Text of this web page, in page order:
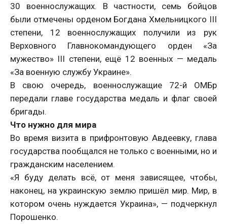
30 военнослужащих. В частности, семь бойцов
были отмечены орденом Богдана Хмельницкого III
степени, 12 военнослужащих получили из рук
Верховного Главнокомандующего орден «За
мужество» III степени, ещё 12 военных — медаль
«За военную службу Украине».
В свою очередь, военнослужащие 72-й ОМБр
передали главе государства медаль и флаг своей
бригады.
Что нужно для мира
Во время визита в прифронтовую Авдеевку, глава
государства пообщался не только с военными, но и
гражданским населением.
«Я буду делать всё, от меня зависящее, чтобы,
наконец, на украинскую землю пришёл мир. Мир, в
котором очень нуждается Украина», — подчеркнул
Порошенко.